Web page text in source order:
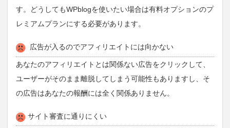
す。どうしてもWPblogを使いたい場合は有料オプションのプ
レミアムプランにする必要があります。
広告が入るのでアフィリエイトには向かない
あなたのアフィリエイトとは関係ない広告をクリックして、
ユーザーがそのまま離脱してしまう可能性もありますし、そ
の広告はあなたの報酬には全く関係ありません。
サイト審査に通りにくい